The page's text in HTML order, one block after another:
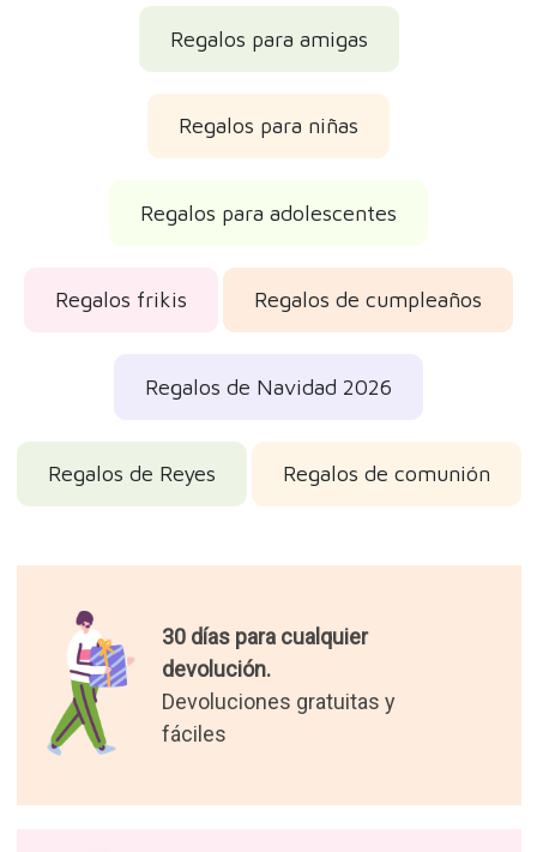
Regalos para amigas
Regalos para niñas
Regalos para adolescentes
Regalos frikis Regalos de cumpleaños
Regalos de Navidad 2026
Regalos de Reyes Regalos de comunión
30 días para cualquier
devolución.
Devoluciones gratuitas y
fáciles